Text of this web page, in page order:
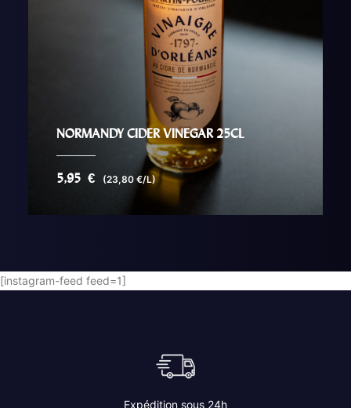
NORMANDY CIDER VINEGAR 25CL
5,95 € (23,80 €/L)
[instagram-feed feed=1]
Expédition sous 24h